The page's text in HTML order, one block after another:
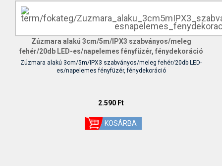
Zúzmara alakú 3cm/5m/IPX3 szabványos/meleg
fehér/20db LED-es/napelemes fényfüzér, fénydekoráció
Zúzmara alakú 3cm/5m/IPX3 szabványos/meleg fehér/20db LED-
es/napelemes fényfüzér, fénydekoráció
2.590 Ft